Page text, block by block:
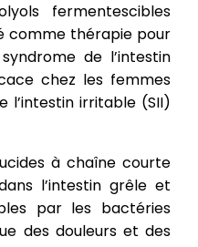
fermentescibles
comme thérapie pour
de l’intestin
chez les femmes
l’intestin irritable (SII)
à chaîne courte
l’intestin grêle et
par les bactéries
des douleurs et des